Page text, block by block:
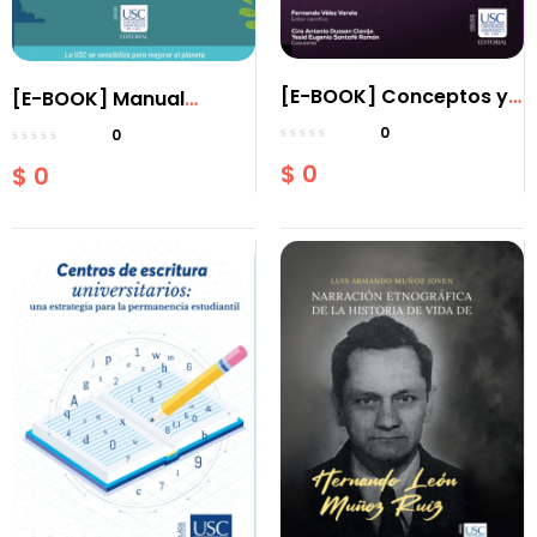
[E-BOOK] Manual
didáctico de educación
0
$ 0
[E-BOOK] Conceptos y
Referencias en Teoría
Telecomunicaciones.
0
$ 0